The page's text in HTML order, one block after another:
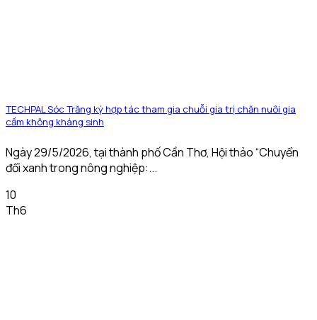
TECHPAL Sóc Trăng ký hợp tác tham gia chuỗi gia trị chăn nuôi gia
cầm không kháng sinh
Ngày 29/5/2026, tại thành phố Cần Thơ, Hội thảo “Chuyển
đổi xanh trong nông nghiệp:...
10
Th6